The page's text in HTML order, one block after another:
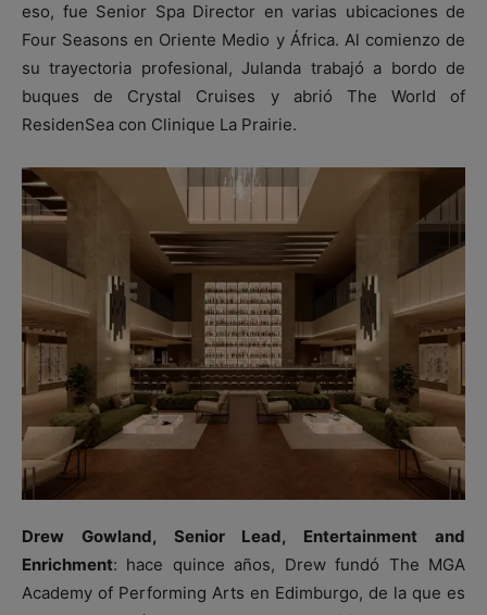
eso, fue Senior Spa Director en varias ubicaciones de
Four Seasons en Oriente Medio y África. Al comienzo de
su trayectoria profesional, Julanda trabajó a bordo de
buques de Crystal Cruises y abrió The World of
ResidenSea con Clinique La Prairie.
Drew Gowland, Senior Lead, Entertainment and
Enrichment: hace quince años, Drew fundó The MGA
Academy of Performing Arts en Edimburgo, de la que es